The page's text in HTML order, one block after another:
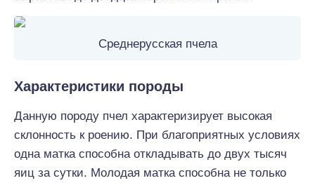
Среднерусская пчела
Характеристики породы
Данную породу пчел характеризирует высокая
склонность к роению. При благоприятных условиях
одна матка способна откладывать до двух тысяч
яиц за сутки. Молодая матка способна не только